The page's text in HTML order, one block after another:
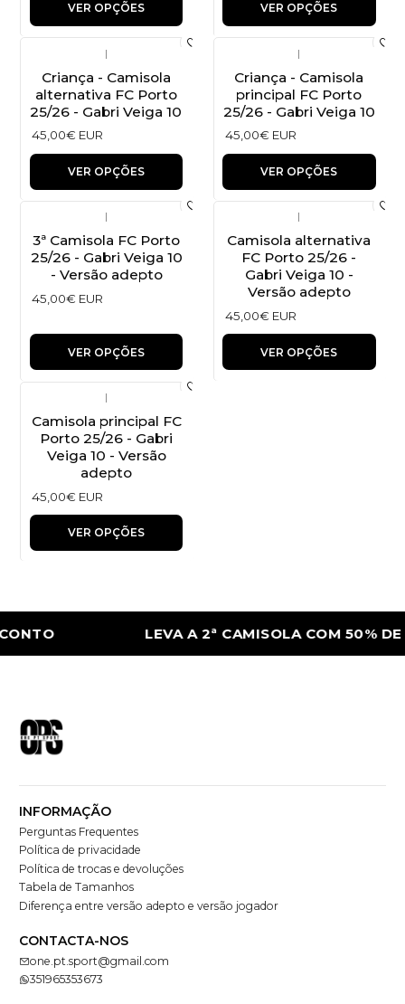
VER OPÇÕES VER OPÇÕES
|
Criança - Camisola
alternativa FC Porto
25/26 - Gabri Veiga 10
45,00€ EUR
VER OPÇÕES
|
Criança - Camisola
principal FC Porto
25/26 - Gabri Veiga 10
45,00€ EUR
VER OPÇÕES
3ª Camisola FC Porto
25/26 - Gabri Veiga 10
- Versão adepto
45,00€ EUR
VER OPÇÕES
Camisola alternativa
FC Porto 25/26 -
Gabri Veiga 10 -
Versão adepto
45,00€ EUR
VER OPÇÕES
|
Camisola principal FC
Porto 25/26 - Gabri
Veiga 10 - Versão
adepto
45,00€ EUR
VER OPÇÕES
LEVA A 2ª CAMISOLA COM 50% DE
INFORMAÇÃO
Perguntas Frequentes
Política de privacidade
Política de trocas e devoluções
Tabela de Tamanhos
Diferença entre versão adepto e versão jogador
CONTACTA-NOS
one.pt.sport@gmail.com
351965353673